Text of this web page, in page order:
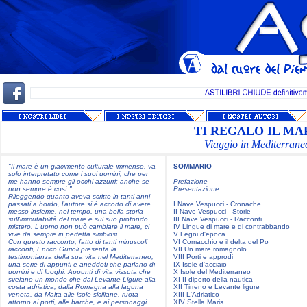
TI REGALO IL
Viaggio in
"Il mare è un giacimento culturale immenso, va
solo interpretato come i suoi uomini, che per
me hanno sempre gli occhi azzurri: anche se
non sempre è così."
Rileggendo quanto aveva scritto in tanti anni
passati a bordo, l'autore si è accorto di avere
messo insieme, nel tempo, una bella storia
sull'immutabilità del mare e sul suo profondo
mistero. L'uomo non può cambiare il mare, ci
vive da sempre in perfetta simbiosi.
Con questo racconto, fatto di tanti minuscoli
racconti, Enrico Gurioli presenta la
testimonianza della sua vita nel Mediterraneo,
una serie di appunti e aneddoti che parlano di
uomini e di luoghi. Appunti di vita vissuta che
svelano un mondo che dal Levante Ligure alla
costa adriatica, dalla Romagna alla laguna
veneta, da Malta alle isole siciliane, ruota
attorno ai porti, alle barche, e ai personaggi
SOMMARIO
Prefazione
Presentazione
I Nave Vespucci - Cronache
II Nave Vespucci - Storie
III Nave Vespucci - Racconti
IV Lingue di mare e di contrabbando
V Legni d'epoca
VI Comacchio e il delta del Po
VII Un mare romagnolo
VIII Porti e approdi
IX Isole d'acciaio
X Isole del Mediterraneo
XI II diporto della nautica
XII Tirreno e Levante ligure
XIII L'Adriatico
XIV Stella Maris